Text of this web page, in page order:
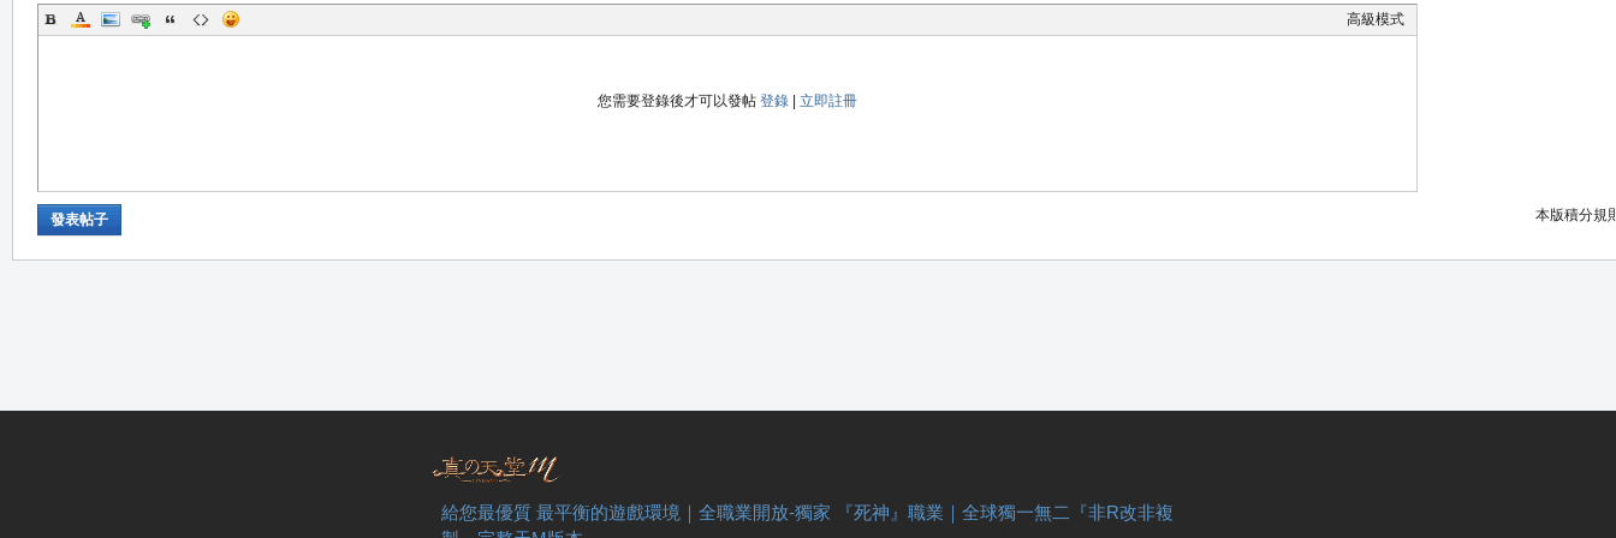
高級模式
您需要登錄後才可以發帖 登錄 立即註冊
本版積分規
發表帖子
給您最優質 最平衡的遊戲環境｜全職業開放-獨家 『死神』職業｜全球獨一無二『非R改非複